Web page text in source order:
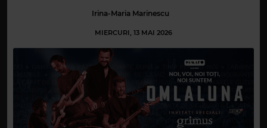
Irina-Maria Marinescu
MIERCURI, 13 MAI 2026